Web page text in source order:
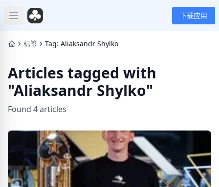
Open main menu 下载应用
标签 Tag: Aliaksandr Shylko
Articles tagged with
"Aliaksandr Shylko"
Found 4 articles